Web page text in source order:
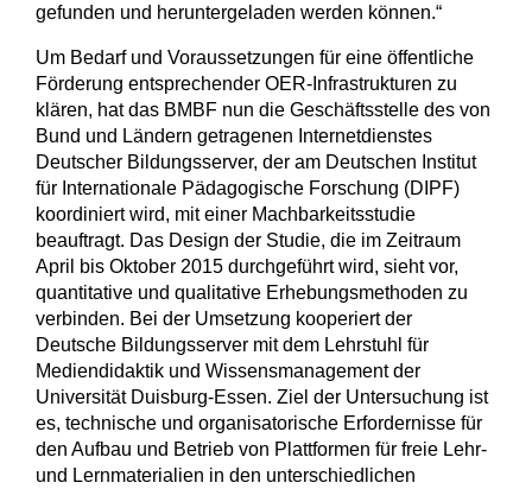
gefunden und heruntergeladen werden können.“
Um Bedarf und Voraussetzungen für eine öffentliche
Förderung entsprechender OER-Infrastrukturen zu
klären, hat das BMBF nun die Geschäftsstelle des von
Bund und Ländern getragenen Internetdienstes
Deutscher Bildungsserver, der am Deutschen Institut
für Internationale Pädagogische Forschung (DIPF)
koordiniert wird, mit einer Machbarkeitsstudie
beauftragt. Das Design der Studie, die im Zeitraum
April bis Oktober 2015 durchgeführt wird, sieht vor,
quantitative und qualitative Erhebungsmethoden zu
verbinden. Bei der Umsetzung kooperiert der
Deutsche Bildungsserver mit dem Lehrstuhl für
Mediendidaktik und Wissensmanagement der
Universität Duisburg-Essen. Ziel der Untersuchung ist
es, technische und organisatorische Erfordernisse für
den Aufbau und Betrieb von Plattformen für freie Lehr-
und Lernmaterialien in den unterschiedlichen